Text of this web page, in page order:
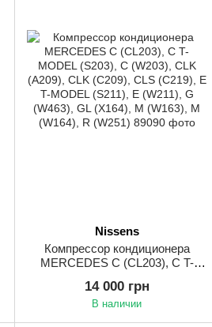
Nissens
Компрессор кондиционера
MERCEDES C (CL203), C T-
(A209), CLK (C209), CLS (C219),
E T-MODEL (S211), E (W211), G
(W463), GL (X164), M (W163), M
14 000 грн
В наличии